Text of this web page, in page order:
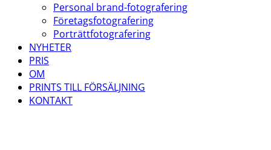
Personal brand-fotografering
Företagsfotografering
Porträttfotografering
NYHETER
PRIS
OM
PRINTS TILL FÖRSÄLJNING
KONTAKT